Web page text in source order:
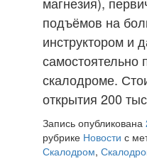
подъёмов на
инструктором и
самостоятельно
скалодроме.
открытия 200
Запись опубликована
рубрике Новости с
Скалодром,